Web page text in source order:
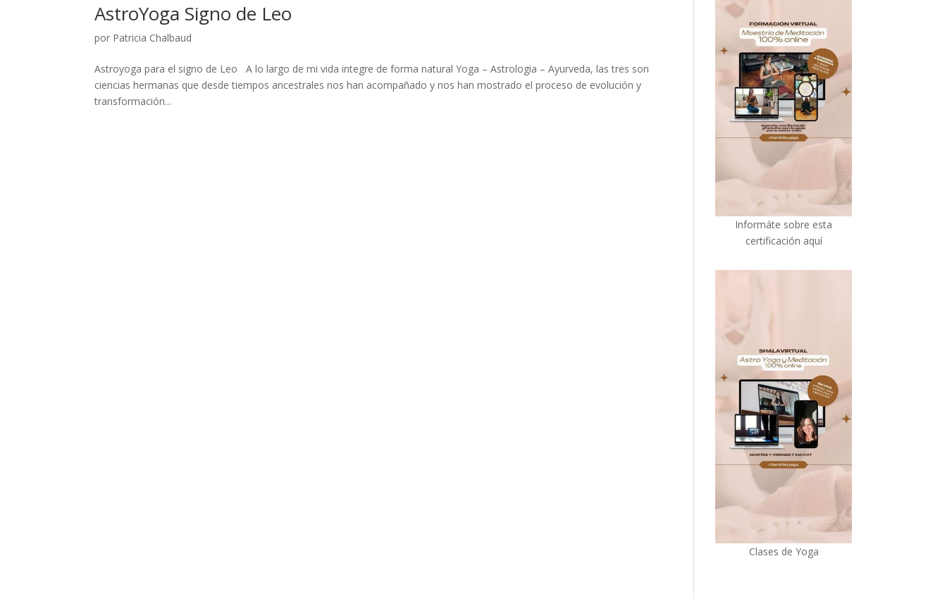
AstroYoga Signo de Leo
por Patricia Chalbaud
Astroyoga para el signo de Leo A lo largo de mi vida integre de forma natural Yoga – Astrologia – Ayurveda, las tres son
ciencias hermanas que desde tiempos ancestrales nos han acompañado y nos han mostrado el proceso de evolución y
transformación...
Informáte sobre esta
certificación aquí
Clases de Yoga